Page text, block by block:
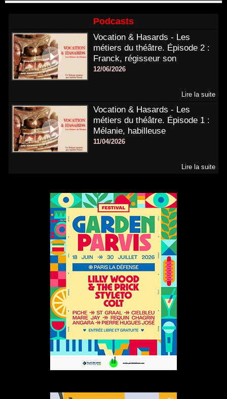
Podcasts
Vocation & Hasards - Les
métiers du théâtre. Épisode 2 :
Franck, régisseur son
12/06/2026
Lire la suite
Vocation & Hasards - Les
métiers du théâtre. Épisode 1 :
Mélanie, habilleuse
11/04/2026
Lire la suite